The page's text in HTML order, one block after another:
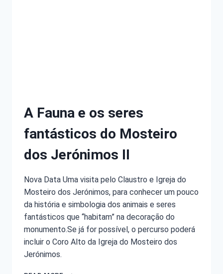
A Fauna e os seres
fantásticos do Mosteiro
dos Jerónimos II
Nova Data Uma visita pelo Claustro e Igreja do
Mosteiro dos Jerónimos, para conhecer um pouco
da história e simbologia dos animais e seres
fantásticos que “habitam” na decoração do
monumento.Se já for possível, o percurso poderá
incluir o Coro Alto da Igreja do Mosteiro dos
Jerónimos.